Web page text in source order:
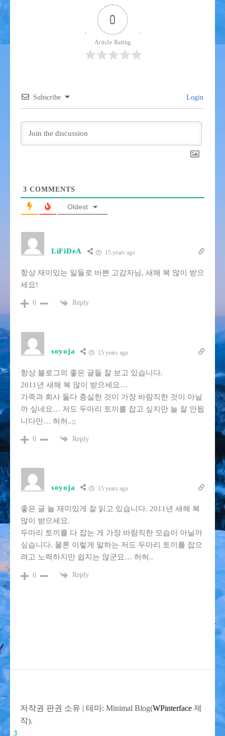
0
Article Rating
Subscribe Login
3 COMMENTS
Oldest
LiFiDeA 15 years ago
항상 재미있는 일들로 바쁜 고감자님, 새해 복 많이 받으
세요!
0 Reply
soyoja 15 years ago
항상 블로그의 좋은 글들 잘 보고 있습니다.
2011년 새해 복 많이 받으세요…
가족과 회사 둘다 충실한 것이 가장 바람직한 것이 아닐
까 싶네요… 저도 두마리 토끼를 잡고 싶지만 늘 잘 안됩
니다만… 허허..;;
0 Reply
soyoja 15 years ago
좋은 글 늘 재미있게 잘 읽고 있습니다. 2011년 새해 복
많이 받으세요.
두마리 토끼를 다 잡는 게 가장 바람직한 모습이 아닐까
싶습니다. 물론 이렇게 말하는 저도 두마리 토끼를 잡으
려고 노력하지만 쉽지는 않군요… 허허..
0 Reply
저작권 판권 소유 | 테마: Minimal Blog(WPinterface 제
작).
3